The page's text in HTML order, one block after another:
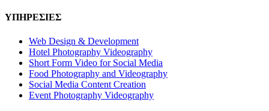
ΥΠΗΡΕΣΙΕΣ
Web Design & Development
Hotel Photography Videography
Short Form Video for Social Media
Food Photography and Videography
Social Media Content Creation
Event Photography Videography